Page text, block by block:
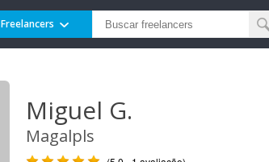
Freelancers
Miguel G.
Magalpls